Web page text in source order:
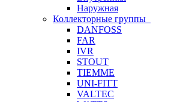
Наружная
Коллекторные группы
DANFOSS
FAR
IVR
STOUT
TIEMME
UNI-FITT
VALTEC